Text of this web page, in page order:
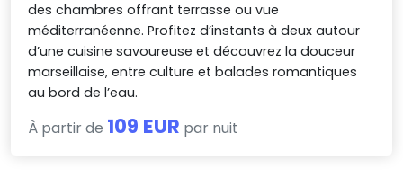
des chambres offrant terrasse ou vue
méditerranéenne. Profitez d’instants à deux autour
d’une cuisine savoureuse et découvrez la douceur
marseillaise, entre culture et balades romantiques
au bord de l’eau.
À partir de 109 EUR par nuit